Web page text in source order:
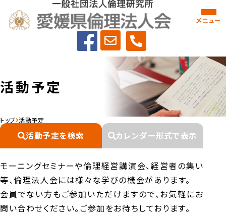
メニュー
活動予定
トップ 活動予定
活動予定を検索 カレンダー形式で表示
モーニングセミナーや倫理経営講演会、経営者の集い
等、倫理法人会には様々な学びの機会があります。
会員でない方もご参加いただけますので、お気軽にお
問い合わせください。ご参加をお待ちしております。